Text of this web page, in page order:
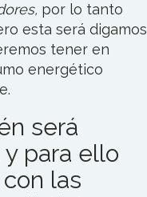
por lo tanto
esta será digamos
tener en
energético
será
para ello
las